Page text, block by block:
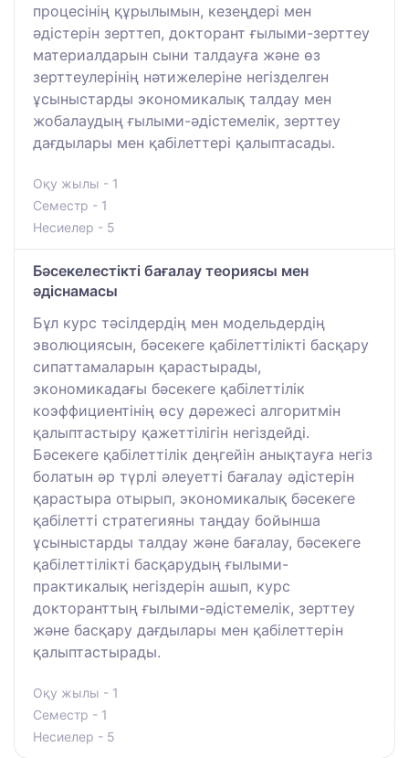
процесінің құрылымын, кезеңдері мен
әдістерін зерттеп, докторант ғылыми-зерттеу
материалдарын сыни талдауға және өз
зерттеулерінің нәтижелеріне негізделген
ұсыныстарды экономикалық талдау мен
жобалаудың ғылыми-әдістемелік, зерттеу
дағдылары мен қабілеттері қалыптасады.
Оқу жылы - 1
Семестр - 1
Несиелер - 5
Бәсекелестікті бағалау теориясы мен
әдіснамасы
Бұл курс тәсілдердің мен модельдердің
эволюциясын, бәсекеге қабілеттілікті басқару
сипаттамаларын қарастырады,
экономикадағы бәсекеге қабілеттілік
коэффициентінің өсу дәрежесі алгоритмін
қалыптастыру қажеттілігін негіздейді.
Бәсекеге қабілеттілік деңгейін анықтауға негіз
болатын әр түрлі әлеуетті бағалау әдістерін
қарастыра отырып, экономикалық бәсекеге
қабілетті стратегияны таңдау бойынша
ұсыныстарды талдау және бағалау, бәсекеге
қабілеттілікті басқарудың ғылыми-
практикалық негіздерін ашып, курс
докторанттың ғылыми-әдістемелік, зерттеу
және басқару дағдылары мен қабілеттерін
қалыптастырады.
Оқу жылы - 1
Семестр - 1
Несиелер - 5